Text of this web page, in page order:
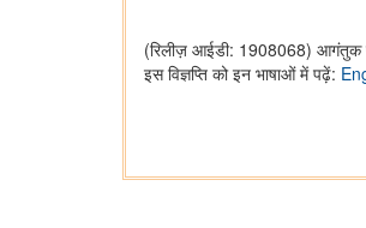
(रिलीज़ आईडी: 1908068) आगंतुक
इस विज्ञप्ति को इन भाषाओं में पढ़ें: